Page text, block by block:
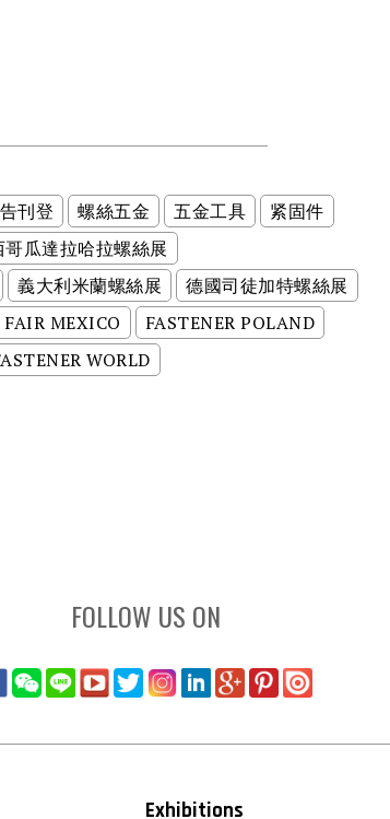
刊登 螺絲五金 五金工具
紧固件
哥瓜達拉哈拉螺絲展
義大利米蘭螺絲展
德國司徒加特螺絲展
FAIR MEXICO
FASTENER POLAND
WORLD
FOLLOW US ON
Exhibitions